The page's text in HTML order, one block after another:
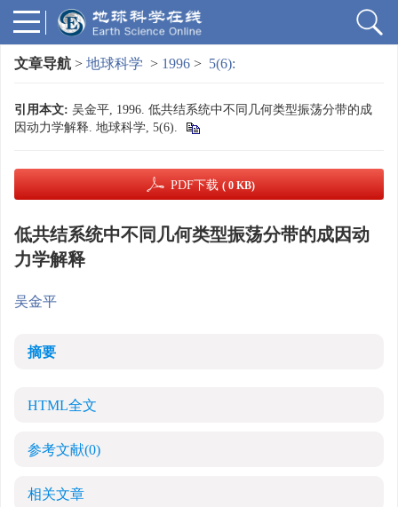
文章导航 > 地球科学 > 1996 > 5(6):
引用本文: 吴金平, 1996. 低共结系统中不同几何类型振荡分带的成
因动力学解释. 地球科学, 5(6).
PDF下载 ( 0 KB)
低共结系统中不同几何类型振荡分带的成因动
力学解释
吴金平
摘要
HTML全文
参考文献(0)
相关文章